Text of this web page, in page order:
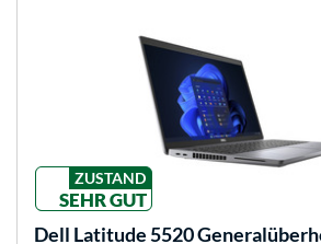
ZUSTAND
SEHR GUT
Dell Latitude 5520